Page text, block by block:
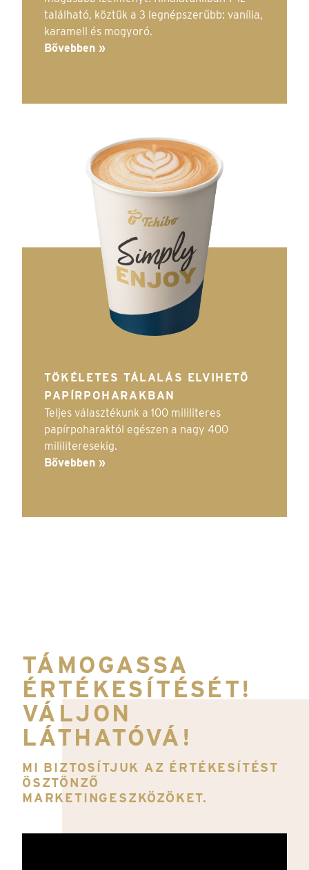
található, köztük a 3 legnépszerűbb: vanília,
karamell és mogyoró.
Bővebben »
TÖKÉLETES TÁLALÁS ELVIHETŐ
PAPÍRPOHARAKBAN
Teljes választékunk a 100 mililiteres
papírpoharaktól egészen a nagy 400
mililiteresekig.
Bővebben »
TÁMOGASSA
ÉRTÉKESÍTÉSÉT!
VÁLJON
LÁTHATÓVÁ!
MI BIZTOSÍTJUK AZ ÉRTÉKESÍTÉST
ÖSZTÖNZŐ
MARKETINGESZKÖZÖKET.